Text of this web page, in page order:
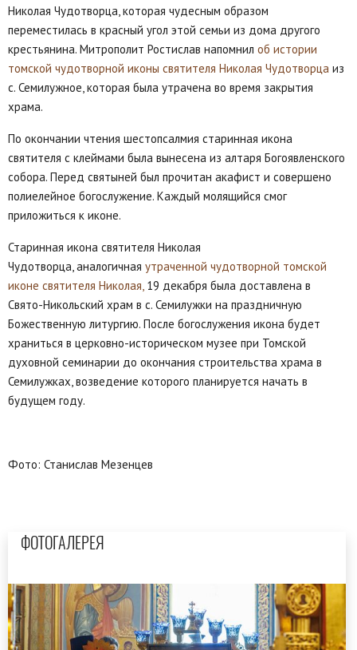
Николая Чудотворца, которая чудесным образом
переместилась в красный угол этой семьи из дома другого
крестьянина. Митрополит Ростислав напомнил об истории
томской чудотворной иконы святителя Николая Чудотворца из
с. Семилужное, которая была утрачена во время закрытия
храма.
По окончании чтения шестопсалмия старинная икона
святителя с клеймами была вынесена из алтаря Богоявленского
собора. Перед святыней был прочитан акафист и совершено
полиелейное богослужение. Каждый молящийся смог
приложиться к иконе.
Старинная икона святителя Николая
Чудотворца, аналогичная утраченной чудотворной томской
иконе святителя Николая, 19 декабря была доставлена в
Свято-Никольский храм в с. Семилужки на праздничную
Божественную литургию. После богослужения икона будет
храниться в церковно-историческом музее при Томской
духовной семинарии до окончания строительства храма в
Семилужках, возведение которого планируется начать в
будущем году.
Фото: Станислав Мезенцев
ФОТОГАЛЕРЕЯ